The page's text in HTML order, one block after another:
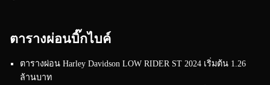
ตารางผ่อนบิ๊กไบค์
ตารางผ่อน Harley Davidson LOW RIDER ST 2024 เริ่มต้น 1.26
ล้านบาท